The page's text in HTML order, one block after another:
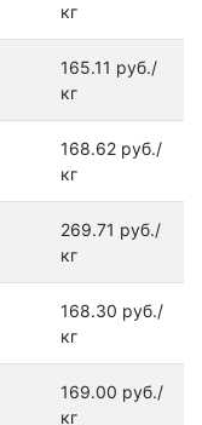
кг
165.11 руб./
кг
168.62 руб./
кг
269.71 руб./
кг
168.30 руб./
кг
169.00 руб./
кг